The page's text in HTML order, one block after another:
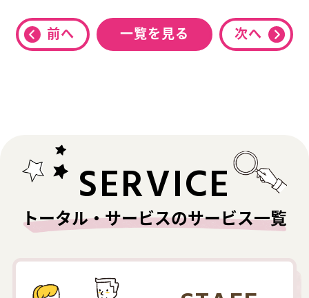
前へ 一覧を見る 次へ
SERVICE
トータル・サービスのサービス一覧